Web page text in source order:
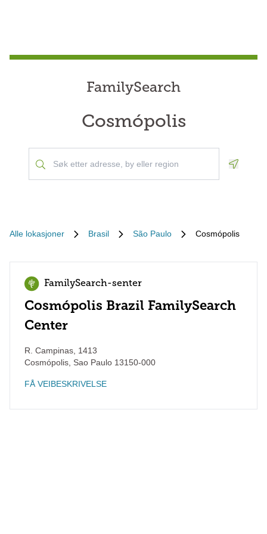
FamilySearch
Cosmópolis
Alle lokasjoner Brasil São Paulo Cosmópolis
FamilySearch-senter
Cosmópolis Brazil FamilySearch
Center
R. Campinas, 1413
Cosmópolis Sao Paulo 13150-000
FÅ VEIBESKRIVELSE